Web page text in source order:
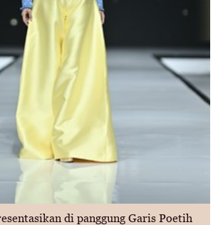
di panggung Garis Poetih